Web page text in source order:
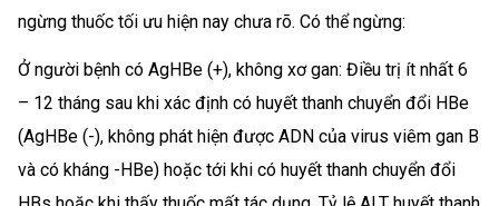
ngừng thuốc tối ưu hiện nay chưa rõ. Có thể ngừng:
Ở người bệnh có AgHBe (+), không xơ gan: Điều trị ít nhất 6
– 12 tháng sau khi xác định có huyết thanh chuyển đổi HBe
(AgHBe (-), không phát hiện được ADN của virus viêm gan B
và có kháng -HBe) hoặc tới khi có huyết thanh chuyển đổi